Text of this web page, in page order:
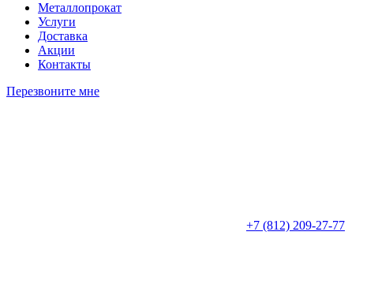
Металлопрокат
Услуги
Доставка
Акции
Контакты
Перезвоните мне
+7 (812) 209-27-77